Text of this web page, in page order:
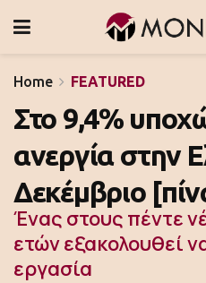
Home FEATURED
Στο 9,4%
ανεργία στην
Δεκέμβριο
Ένας στους πέντε
ετών εξακολουθεί
εργασία